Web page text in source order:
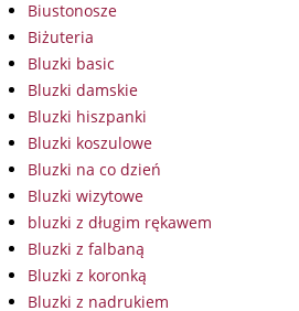
Biustonosze
Biżuteria
Bluzki basic
Bluzki damskie
Bluzki hiszpanki
Bluzki koszulowe
Bluzki na co dzień
Bluzki wizytowe
bluzki z długim rękawem
Bluzki z falbaną
Bluzki z koronką
Bluzki z nadrukiem